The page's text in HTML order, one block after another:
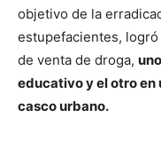
objetivo de la
estupefacientes,
de venta de droga,
educativo y el otro en
casco urbano.